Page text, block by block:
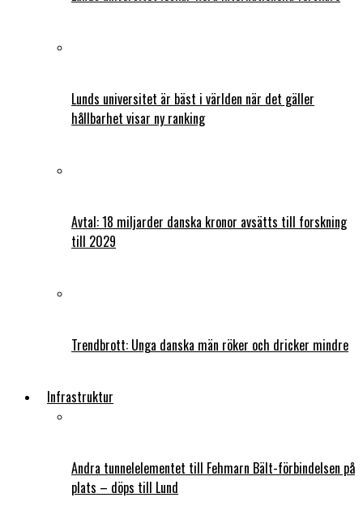
Lunds universitet är bäst i världen när det gäller
hållbarhet visar ny ranking
Avtal: 18 miljarder danska kronor avsätts till forskning
till 2029
Trendbrott: Unga danska män röker och dricker mindre
Infrastruktur
Andra tunnelelementet till Fehmarn Bält-förbindelsen på
plats – döps till Lund